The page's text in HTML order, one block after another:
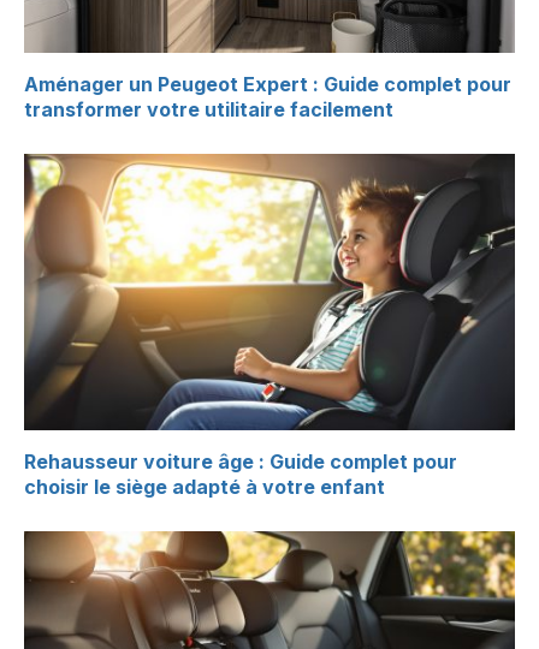
Aménager un Peugeot Expert : Guide complet pour
transformer votre utilitaire facilement
Rehausseur voiture âge : Guide complet pour
choisir le siège adapté à votre enfant